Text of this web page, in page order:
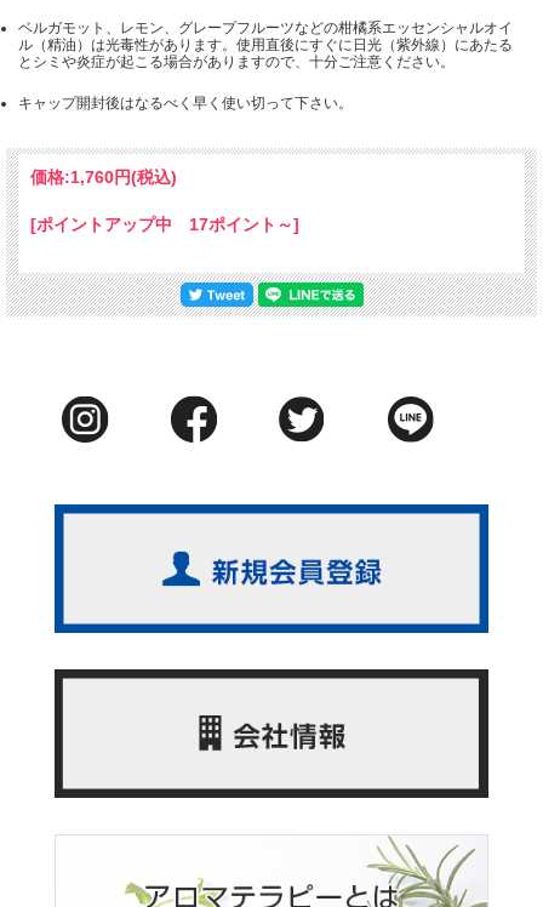
ベルガモット、レモン、グレープフルーツなどの柑橘系エッセンシャルオイ
ル（精油）は光毒性があります。使用直後にすぐに日光（紫外線）にあたる
とシミや炎症が起こる場合がありますので、十分ご注意ください。
キャップ開封後はなるべく早く使い切って下さい。
価格:1,760円(税込)
[ポイントアップ中 17ポイント～]